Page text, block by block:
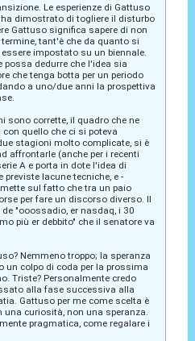
Le esperienze di Gattuso
dimostrato di togliere il disturbo
Gattuso significa sapere di non
tant'è che da quanto si
impostato su un biennale.
possa dedurre che l'idea sia
che tenga botta per un periodo
a uno/due anni la prospettiva
sono corrette, il quadro che ne
quello che ci si poteva
stagioni molto complicate, si è
affrontarle (anche per i recenti
A e porta in dote l'idea di
lacune tecniche, e -
sul fatto che tra un paio
per fare un discorso diverso. Il
"ooossadio, er nasdaq, i 30
più er debbito" che il senatore va
Nemmeno troppo; la speranza
un colpo di coda per la prossima
Triste? Personalmente credo
alla fase successiva alla
Gattuso per me come scelta è
curiosità, non una speranza.
pragmatica, come regalare i